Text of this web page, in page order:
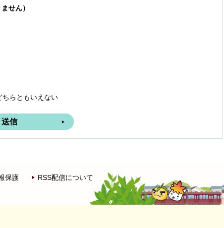
せん）
ちらともいえない
保護
RSS配信について